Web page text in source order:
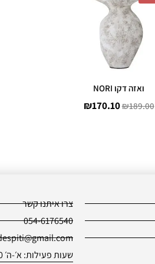
ואזה דקו NORI
₪189.00
היה:
₪189.00.
₪170.10
צרו איתנו קשר
054-6176540
שעות פעילות: א׳-ה׳ 09:30-18:30